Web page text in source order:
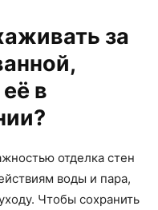
за
в
отделка стен
воды и пара,
Чтобы сохранить